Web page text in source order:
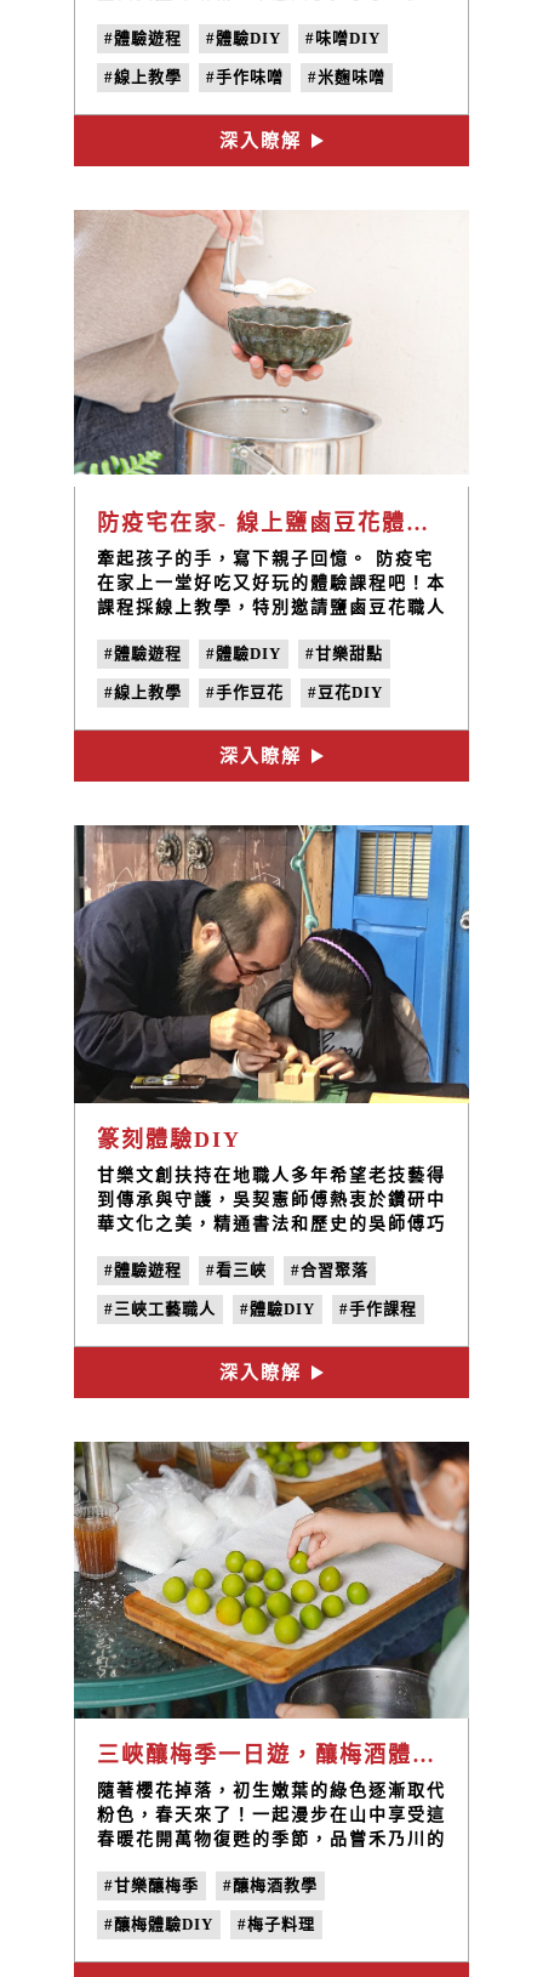
有純天然無添加的禾乃川鹽鹵黑豆干與釀
酵味噌醬料，兩種方案不論大人小孩，都
可以參與，吃的到、玩的到、學的到，一
起來上課吧 !
#體驗遊程 #體驗DIY #味噌DIY
#線上教學 #手作味噌 #米麴味噌
#味噌料理
深入瞭解
防疫宅在家- 線上鹽鹵豆花體驗DIY
牽起孩子的手，寫下親子回憶。 防疫宅
在家上一堂好吃又好玩的體驗課程吧！本
課程採線上教學，特別邀請鹽鹵豆花職人
析與解說，親手製作出美味軟嫩的鹽鹵豆
花。 「豆花職人體驗組」材料一次幫您
準備好，禾乃川國產豆製所堅持選用台灣
百分百無農藥非基改友善耕種大豆，使用
台灣天然日曬鹽滷，讓您吃得安心玩得開
心。
#體驗遊程 #體驗DIY #甘樂甜點
#線上教學 #手作豆花 #豆花DIY
#鹽鹵豆花
深入瞭解
篆刻體驗DIY
甘樂文創扶持在地職人多年希望老技藝得
到傳承與守護，吳契憲師傅熱衷於鑽研中
華文化之美，精通書法和歷史的吳師傅巧
創設計，開發出篆刻印章的DIY課程，邀
請您靜下心來體驗。
#體驗遊程 #看三峽 #合習聚落
#三峽工藝職人 #體驗DIY #手作課程
#篆刻DIY
深入瞭解
三峽釀梅季一日遊，釀梅酒體驗以及春季限定美食與景點攻略！
隨著櫻花掉落，初生嫩葉的綠色逐漸取代
粉色，春天來了！一起漫步在山中享受這
春暖花開萬物復甦的季節，品嘗禾乃川的
作教學、春季限定釀酵定食「黃梅果釀鹽
麴雞」享受春天的氣息一日遊幫您規劃好
了，出發三峽春遊GO！鳶山觀景台 →
禾乃川國產豆製所 → 前往甘樂食堂 →
#甘樂釀梅季 #釀梅酒教學
#釀梅體驗DIY #梅子料理
#三峽一日遊 #鳶山觀景台 #自釀梅酒